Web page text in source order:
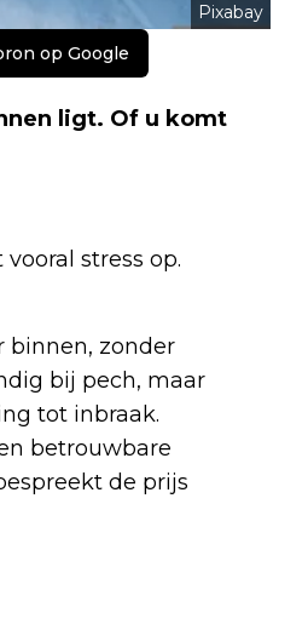
Pixabay
op Google
ligt. Of u komt
stress op.
binnen, zonder
bij pech, maar
tot inbraak.
betrouwbare
de prijs